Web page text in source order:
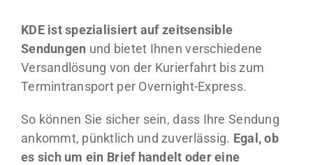
KDE ist spezialisiert auf zeitsensible
Sendungen und bietet Ihnen verschiedene
Versandlösung von der Kurierfahrt bis zum
Termintransport per Overnight-Express.
So können Sie sicher sein, dass Ihre Sendung
ankommt, pünktlich und zuverlässig. Egal, ob
es sich um ein Brief handelt oder eine